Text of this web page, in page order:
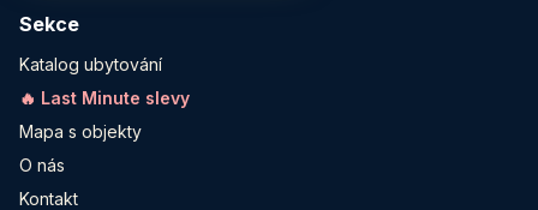
Sekce
Katalog ubytování
🔥 Last Minute slevy
Mapa s objekty
O nás
Kontakt